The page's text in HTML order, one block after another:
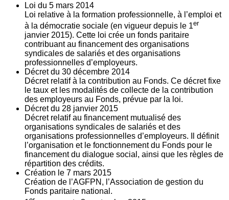
Loi du 5 mars 2014
Loi relative à la formation professionnelle, à l’emploi et
à la démocratie sociale (en vigueur depuis le 1er
janvier 2015). Cette loi crée un fonds paritaire
contribuant au financement des organisations
syndicales de salariés et des organisations
professionnelles d’employeurs.
Décret du 30 décembre 2014
Décret relatif à la contribution au Fonds. Ce décret fixe
le taux et les modalités de collecte de la contribution
des employeurs au Fonds, prévue par la loi.
Décret du 28 janvier 2015
Décret relatif au financement mutualisé des
organisations syndicales de salariés et des
organisations professionnelles d’employeurs. Il définit
l’organisation et le fonctionnement du Fonds pour le
financement du dialogue social, ainsi que les règles de
répartition des crédits.
Création le 7 mars 2015
Création de l’AGFPN, l’Association de gestion du
Fonds paritaire national.